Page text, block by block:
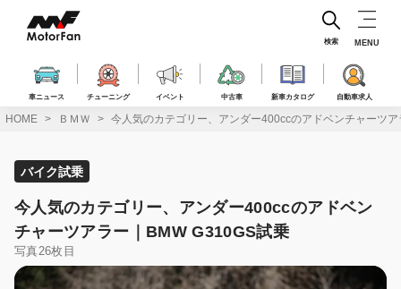
ス
車ニュース チューニング イベント 中古車 新車カタログ 自動車求人
検索 MENU
HOME ＢＭＷ 今人気のカテゴリー、アンダー400ccのアドベンチャーツ
バイク試乗
今人気のカテゴリー、アンダー400ccのアドベン
チャーツアラー｜BMW G310GS試乗
写真26枚目